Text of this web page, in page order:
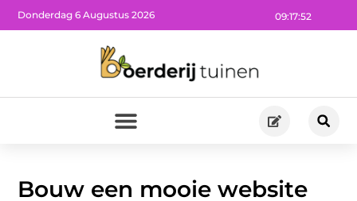
09:17:53
Donderdag 6 Augustus 2026
Bouw een mooie website